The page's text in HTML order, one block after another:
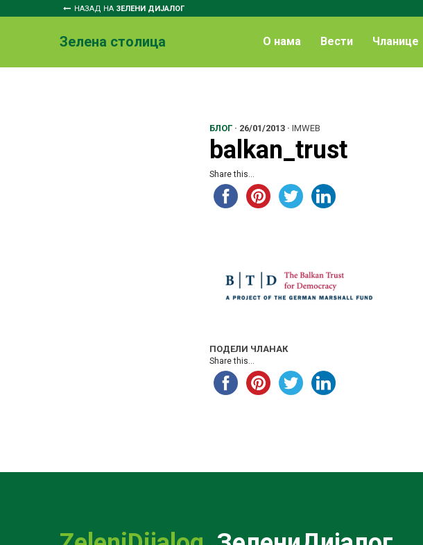
НАЗАД НА ЗЕЛЕНИ ДИЈАЛОГ
Зелена столица O нама Вести Чланице
БЛОГ · 26/01/2013 · IMWEB
balkan_trust
Share this...
ПОДЕЛИ ЧЛАНАК
Share this...